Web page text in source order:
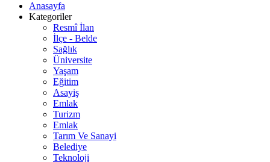
Anasayfa
Kategoriler
Resmî İlan
İlçe - Belde
Sağlık
Üniversite
Yaşam
Eğitim
Asayiş
Emlak
Turizm
Emlak
Tarım Ve Sanayi
Belediye
Teknoloji